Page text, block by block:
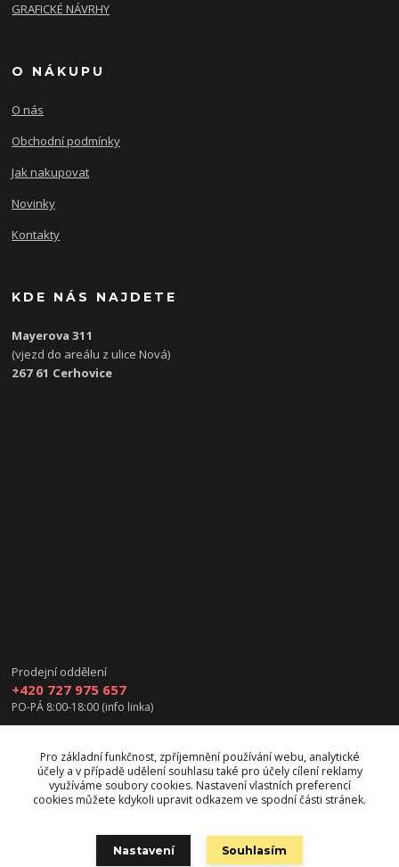
GRAFICKÉ NÁVRHY
O NÁKUPU
O nás
Obchodní podmínky
Jak nakupovat
Novinky
Kontakty
KDE NÁS NAJDETE
Mayerova 311
(vjezd do areálu z ulice Nová)
267 61 Cerhovice
Prodejní oddělení
+420 727 975 657
PO-PÁ 8:00-18:00 (info linka)
Upravit sběr cookies.
Pro základní funkčnost, zpříjemnění používání webu, analytické
účely a v případě udělení souhlasu také pro účely cílení reklamy
využíváme soubory cookies. Nastavení vlastních preferencí
cookies můžete kdykoli upravit odkazem ve spodní části stránek.
Nastavení Souhlasím